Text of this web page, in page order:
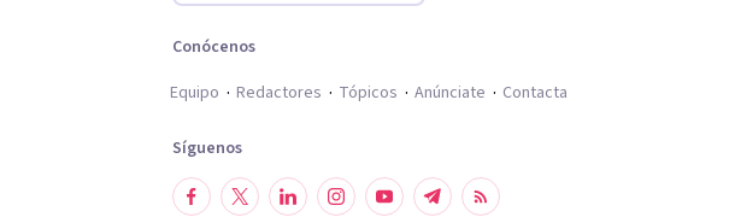
Conócenos
Equipo
Redactores Tópicos Anúnciate Contacta
Síguenos